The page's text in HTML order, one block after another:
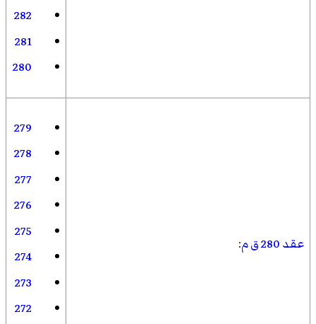
282
281
280
عقد 280 ق م :
279
278
277
276
275
274
273
272